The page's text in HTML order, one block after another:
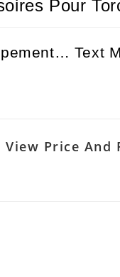
Pour
Text
View Price And